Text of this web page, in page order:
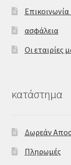
ασφάλεια
Οι εταιρίες
κατάστημα
Δωρεάν
Πληρωμές